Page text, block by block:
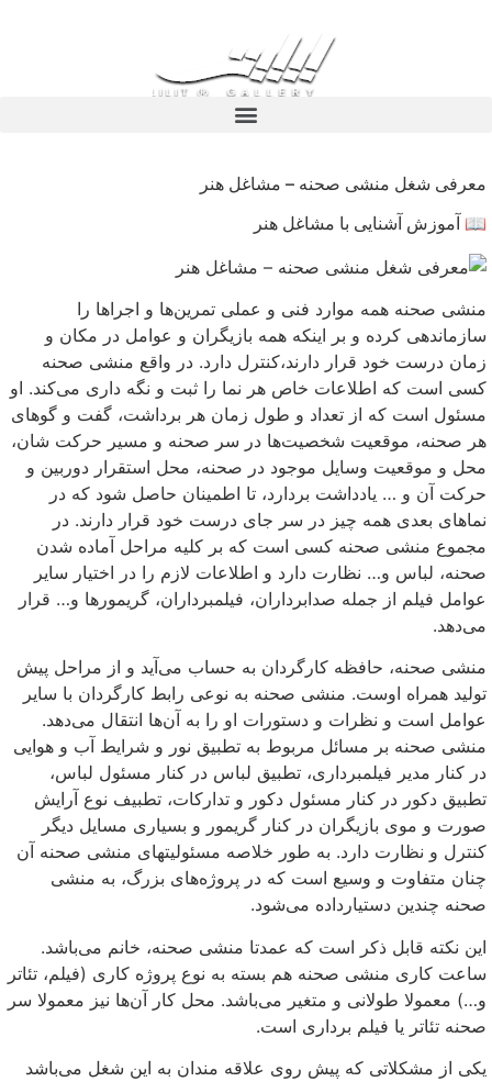
معرفی شغل منشی صحنه – مشاغل هنر
📖 آموزش آشنایی با مشاغل هنر
منشی صحنه همه موارد فنی و عملی تمرین‌ها و اجراها را
سازماندهی کرده و بر اینکه همه بازیگران و عوامل در مکان و
زمان درست خود قرار دارند،کنترل دارد. در واقع منشی صحنه
کسی است که اطلاعات خاص هر نما را ثبت و نگه داری می‌کند. او
مسئول است که از تعداد و طول زمان هر برداشت، گفت و گوهای
هر صحنه، موقعیت شخصیت‌ها در سر صحنه و مسیر حرکت شان،
محل و موقعیت وسایل موجود در صحنه، محل استقرار دوربین و
حرکت آن و … یادداشت بردارد، تا اطمینان حاصل شود که در
نماهای بعدی همه چیز در سر جای درست خود قرار دارند. در
مجموع منشی صحنه کسی است که بر کلیه مراحل آماده شدن
صحنه، لباس و… نظارت دارد و اطلاعات لازم را در اختیار سایر
عوامل فیلم از جمله صدابرداران، فیلمبرداران، گریمورها و… قرار
می‌دهد.
منشی صحنه، حافظه کارگردان به حساب می‌آید و از مراحل پیش
تولید همراه اوست. منشی صحنه به نوعی رابط کارگردان با سایر
عوامل است و نظرات و دستورات او را به آن‌ها انتقال می‌دهد.
منشی صحنه بر مسائل مربوط به تطبیق نور و شرایط آب و هوایی
در کنار مدیر فیلمبرداری، تطبیق لباس در کنار مسئول لباس،
تطبیق دکور در کنار مسئول دکور و تدارکات، تطبیف نوع آرایش
صورت و موی بازیگران در کنار گریمور و بسیاری مسایل دیگر
کنترل و نظارت دارد. به طور خلاصه مسئولیتهای منشی صحنه آن
چنان متفاوت و وسیع است که در پروژه‌های بزرگ، به منشی
صحنه چندین دستیارداده می‌شود.
این نکته قابل ذکر است که عمدتا منشی صحنه، خانم می‌باشد.
ساعت کاری منشی صحنه هم بسته به نوع پروژه کاری (فیلم، تئاتر
و…) معمولا طولانی و متغیر می‌باشد. محل کار آن‌ها نیز معمولا سر
صحنه تئاتر یا فیلم برداری است.
یکی از مشکلاتی که پیش روی علاقه مندان به این شغل می‌باشد